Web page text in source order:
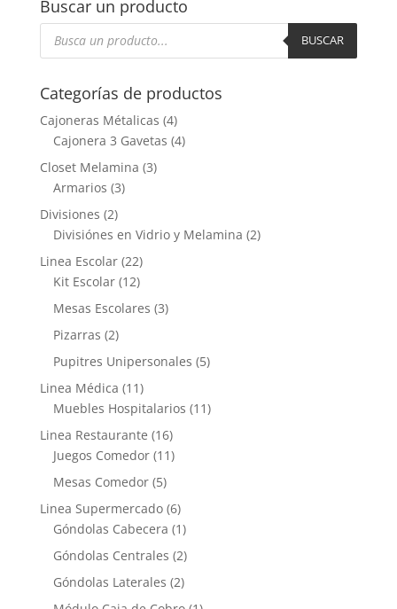
Buscar un producto
Búsqueda
BUSCAR
Categorías de productos
Cajoneras Métalicas (4)
Cajonera 3 Gavetas (4)
Closet Melamina (3)
Armarios (3)
Divisiones (2)
Divisiónes en Vidrio y Melamina (2)
Linea Escolar (22)
Kit Escolar (12)
Mesas Escolares (3)
Pizarras (2)
Pupitres Unipersonales (5)
Linea Médica (11)
Muebles Hospitalarios (11)
Linea Restaurante (16)
Juegos Comedor (11)
Mesas Comedor (5)
Linea Supermercado (6)
Góndolas Cabecera (1)
Góndolas Centrales (2)
Góndolas Laterales (2)